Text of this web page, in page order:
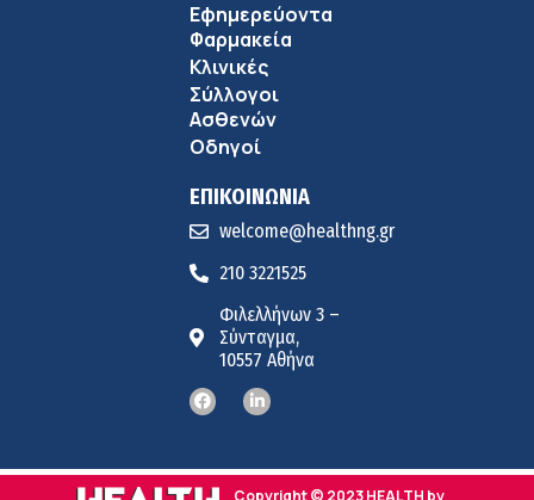
Εφημερεύοντα
Φαρμακεία
Κλινικές
Σύλλογοι
Ασθενών
Οδηγοί
ΕΠΙΚΟΙΝΩΝΙΑ
welcome@healthng.gr
210 3221525
Φιλελλήνων 3 –
Σύνταγμα,
10557 Αθήνα